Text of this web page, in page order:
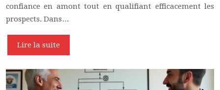
confiance en amont tout en qualifiant efficacement les
prospects. Dans…
Lire la suite